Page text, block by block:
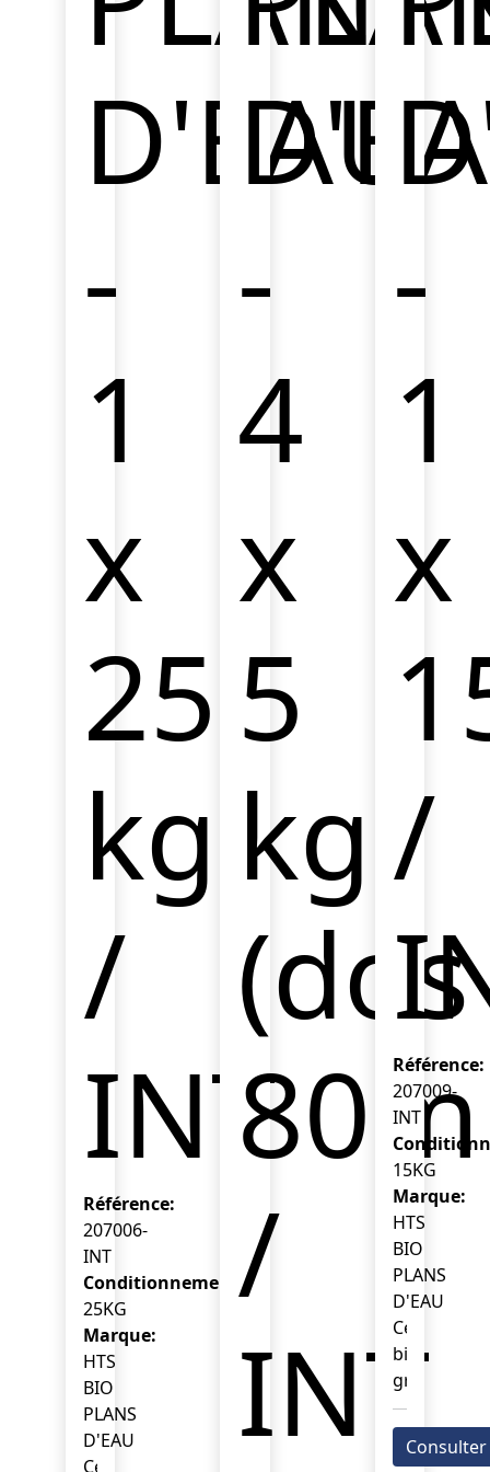
fontaines
et
artificiels.
D'EAU
-
1
x
25
kg
/
INT
Référence:
207006-
INT
Conditionnement:
25KG
Marque:
HTS
BIO
PLANS
D'EAU
Ce
-
4
x
5
kg
(dos
/
INT
-
1
x
/
Référence:
207009-
INT
15KG
Marque:
HTS
BIO
PLANS
D'EAU
Ce
granulé
agit
auConsulter